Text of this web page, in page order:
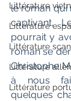
Littérature
Littérature
Littérature
Littérature
Littérature
le roman qui
captivant.
pourrait y
roman se
Christophe
à nous
quelques